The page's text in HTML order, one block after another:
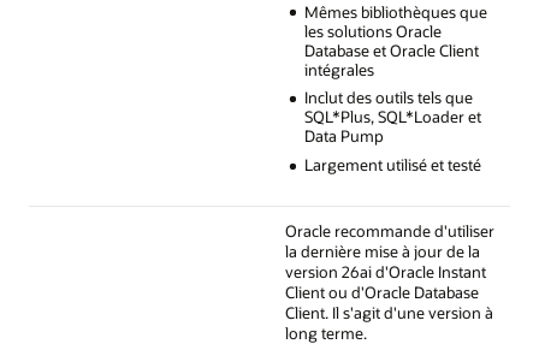
Mêmes bibliothèques que
les solutions Oracle
Database et Oracle Client
intégrales
Inclut des outils tels que
SQL*Plus, SQL*Loader et
Data Pump
Largement utilisé et testé
Oracle recommande d'utiliser
la dernière mise à jour de la
version 26ai d'Oracle Instant
Client ou d'Oracle Database
Client. Il s'agit d'une version à
long terme.